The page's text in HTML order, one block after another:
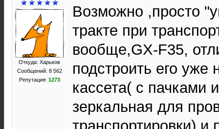
Откуда: Харьков
Сообщений: 8 562
Репутация: 1273
Возможно ,просто
тракте при
вообще,GX-F35,
подстроить его уже
кассета( с пачками
зеркальная для